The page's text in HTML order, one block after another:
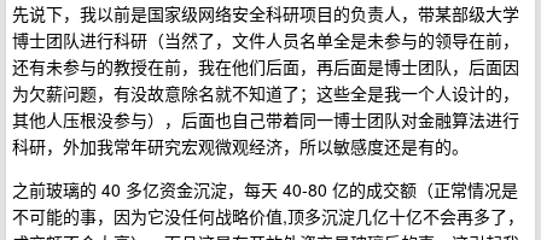
先说下，我以前是国家级网络安全科研项目的负责人，带某部级大学
博士团队进行科研（当然了，文件人员名单全是未参与的领导在前，
还有未参与的教授在前，我在他们后面，再后面是博士团队，后面因
为欠薪问题，有没故意除名就不知道了；这些全是我一个人设计的，
其他人压根没参与），后面也自己带着同一博士团队对金融算法进行
科研，外加我常年研究宏观微观经济，所以敏感度还是有的。
之前玻璃的 40 多亿资金沉淀，每天 40-80 亿的成交额（正常情况是
不可能的事，因为它没任何战略价值,顶多沉淀几亿十亿不会再多了，